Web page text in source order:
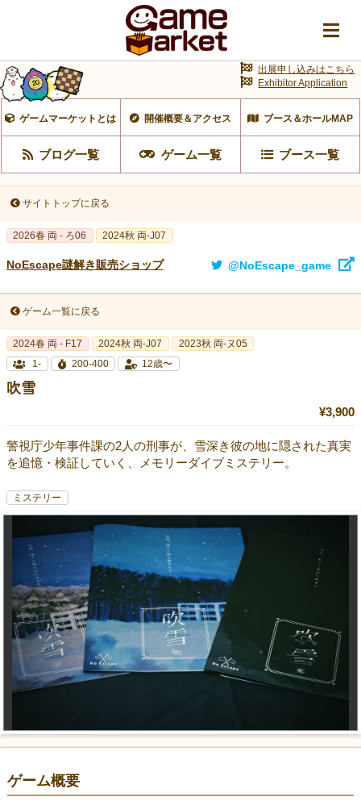
ゲームマーケットとは 開催概要＆アクセス ブース＆ホールMAP
ブログ一覧 ゲーム一覧 ブース一覧
出展申し込みはこちら
Exhibitor Application
サイトトップに戻る
2026春 両 - ろ06 2024秋 両-J07
NoEscape謎解き販売ショップ @NoEscape_game
ゲーム一覧に戻る
2024春 両 - F17 2024秋 両-J07
2023秋 両-ヌ05
1-
200-400 12歳〜
吹雪
¥3,900
警視庁少年事件課の2人の刑事が、雪深き彼の地に隠された真実
を追憶・検証していく、メモリーダイブミステリー。
ミステリー
ゲーム概要